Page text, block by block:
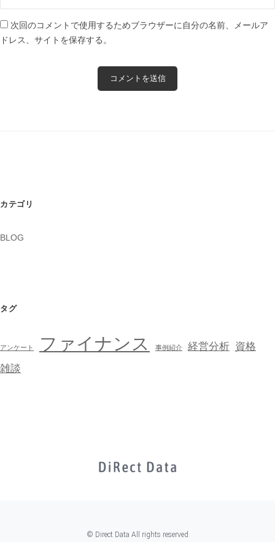
次回のコメントで使用するためブラウザーに自分の名前、メールア
ドレス、サイトを保存する。
カテゴリ
BLOG
タグ
アンケート ファイナンス 事例紹介 経営分析 資格
雑談
© Direct Data All rights reserved